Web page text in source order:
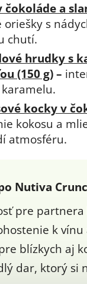
čokoláde a
oriešky s
chutí.
hrudky s
(150 g) –
kocky v
kokosu a
atmosféru.
Nutiva
pre partnera
k vínu
blízkych aj
dar, ktorý si